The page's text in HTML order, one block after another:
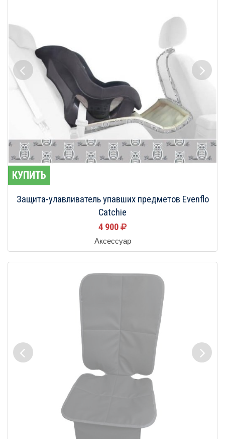
КУПИТЬ
Защита-улавливатель упавших предметов Evenflo
Catchie
4 900
Аксессуар